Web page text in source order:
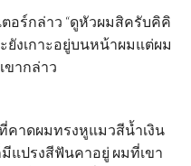
อร์กล่าว “ดูหัวผมสิครับคิคิ
ยังเกาะอยู่บนหน้าผมแต่ผม
ขากล่าว
คาดผมทรงหูแมวสีน้ำเงิน
แปรงสีฟันคาอยู่ ผมที่เขา